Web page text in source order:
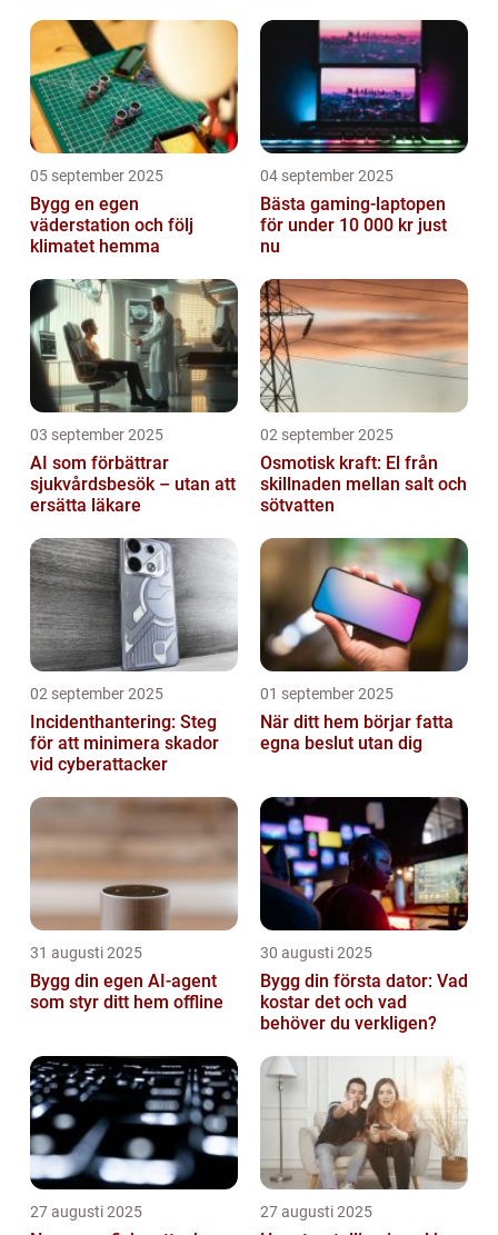
05 september 2025
Bygg en egen
väderstation och följ
klimatet hemma
04 september 2025
Bästa gaming-laptopen
för under 10 000 kr just
nu
03 september 2025
AI som förbättrar
sjukvårdsbesök – utan att
ersätta läkare
02 september 2025
Osmotisk kraft: El från
skillnaden mellan salt och
sötvatten
02 september 2025
Incidenthantering: Steg
för att minimera skador
vid cyberattacker
01 september 2025
När ditt hem börjar fatta
egna beslut utan dig
31 augusti 2025
Bygg din egen AI-agent
som styr ditt hem offline
30 augusti 2025
Bygg din första dator: Vad
kostar det och vad
behöver du verkligen?
27 augusti 2025 27 augusti 2025